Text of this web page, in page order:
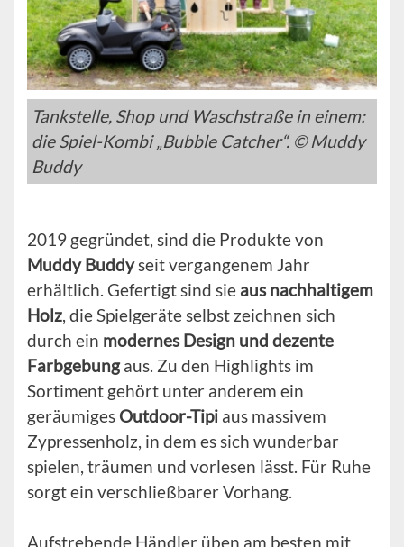
Tankstelle, Shop und Waschstraße in einem:
die Spiel-Kombi „Bubble Catcher“. © Muddy
Buddy
2019 gegründet, sind die Produkte von
Muddy Buddyseit vergangenem Jahr
erhältlich. Gefertigt sind sie aus nachhaltigem
Holz , die Spielgeräte selbst zeichnen sich
durch ein modernes Design und dezente
Farbgebungaus. Zu den Highlights im
Sortiment gehört unter anderem ein
geräumiges Outdoor-Tipi aus massivem
Zypressenholz, in dem es sich wunderbar
spielen, träumen und vorlesen lässt. Für Ruhe
sorgt ein verschließbarer Vorhang.
Aufstrebende Händler üben am besten mit